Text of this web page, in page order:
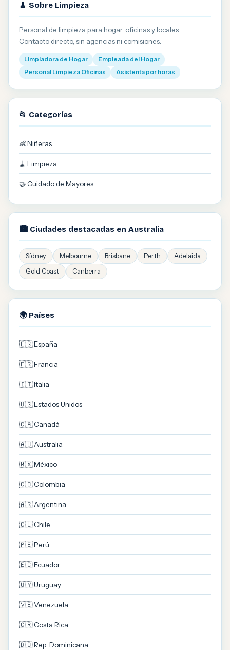
🧹 Sobre Limpieza
Personal de limpieza para hogar, oficinas y locales.
Contacto directo, sin agencias ni comisiones.
Limpiadora de Hogar
Empleada del Hogar
Personal Limpieza Oficinas
Asistenta por horas
📂 Categorías
👶 Niñeras
🧹 Limpieza
🤝 Cuidado de Mayores
🏙️ Ciudades destacadas en Australia
Sídney Melbourne Brisbane Perth
Adelaida
Gold Coast
Canberra
🌍 Países
🇪🇸 España
🇫🇷 Francia
🇮🇹 Italia
🇺🇸 Estados Unidos
🇨🇦 Canadá
🇦🇺 Australia
🇲🇽 México
🇨🇴 Colombia
🇦🇷 Argentina
🇨🇱 Chile
🇵🇪 Perú
🇪🇨 Ecuador
🇺🇾 Uruguay
🇻🇪 Venezuela
🇨🇷 Costa Rica
🇩🇴 Rep. Dominicana